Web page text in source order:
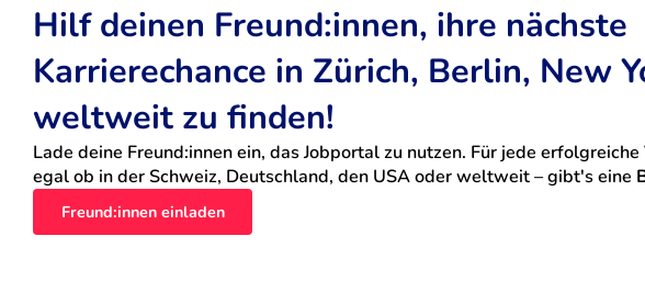
Hilf deinen Freund:innen, ihre nächste
Karrierechance in Zürich, Berlin, New
weltweit zu finden!
Lade deine Freund:innen ein, das Jobportal zu nutzen. Für jede
egal ob in der Schweiz, Deutschland, den USA oder weltweit – gibt's eine
Freund:innen einladen